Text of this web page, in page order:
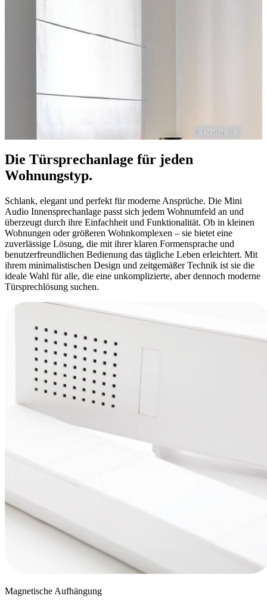
Die Türsprechanlage für jeden
Wohnungstyp.
Schlank, elegant und perfekt für moderne Ansprüche. Die Mini
Audio Innensprechanlage passt sich jedem Wohnumfeld an und
überzeugt durch ihre Einfachheit und Funktionalität. Ob in kleinen
Wohnungen oder größeren Wohnkomplexen – sie bietet eine
zuverlässige Lösung, die mit ihrer klaren Formensprache und
benutzerfreundlichen Bedienung das tägliche Leben erleichtert. Mit
ihrem minimalistischen Design und zeitgemäßer Technik ist sie die
ideale Wahl für alle, die eine unkomplizierte, aber dennoch moderne
Türsprechlösung suchen.
Magnetische Aufhängung